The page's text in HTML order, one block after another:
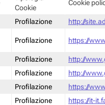
Cookie
Cookie
Profilazione http://
Profilazione https://
Profilazione
http://
Profilazione
http://
Profilazione
https://
Profilazione
https://it-